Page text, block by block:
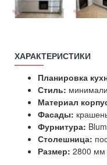
ХАРАКТЕРИСТИКИ
Планировка
Стиль:
Материал
Фасады:
Фурнитура: Blum
Столешница:
Размер: 2800 мм